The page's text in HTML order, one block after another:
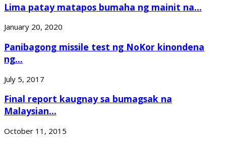
Lima patay matapos bumaha ng mainit na...
January 20, 2020
Panibagong missile test ng NoKor kinondena
ng...
July 5, 2017
Final report kaugnay sa bumagsak na
Malaysian...
October 11, 2015